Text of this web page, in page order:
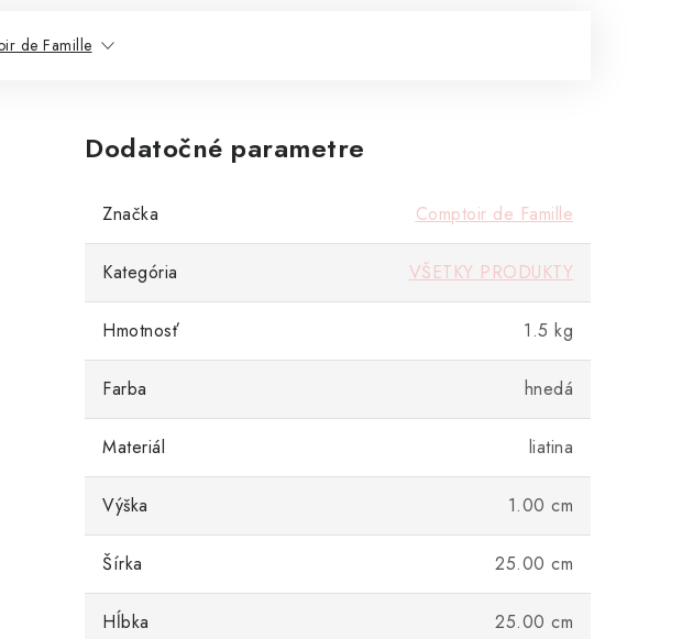
de Famille
Dodatočné parametre
Značka Comptoir de Famille
Kategória VŠETKY PRODUKTY
Hmotnosť 1.5 kg
Farba hnedá
Materiál liatina
Výška 1.00 cm
Šírka 25.00 cm
Hĺbka 25.00 cm